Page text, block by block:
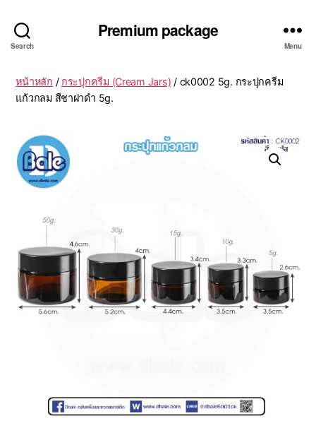
Search
Premium package
Menu
หน้าหลัก / กระปุกครีม (Cream Jars) / ck0002 5g. กระปุกครีม
แก้วกลม สีชาฝาดำ 5g.